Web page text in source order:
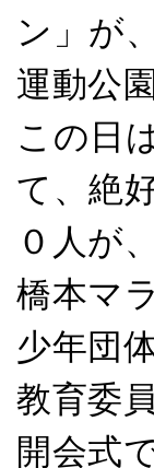
ン」が
運動公
この日
て、絶
０人が
橋本マ
少年団
教育委
開会式